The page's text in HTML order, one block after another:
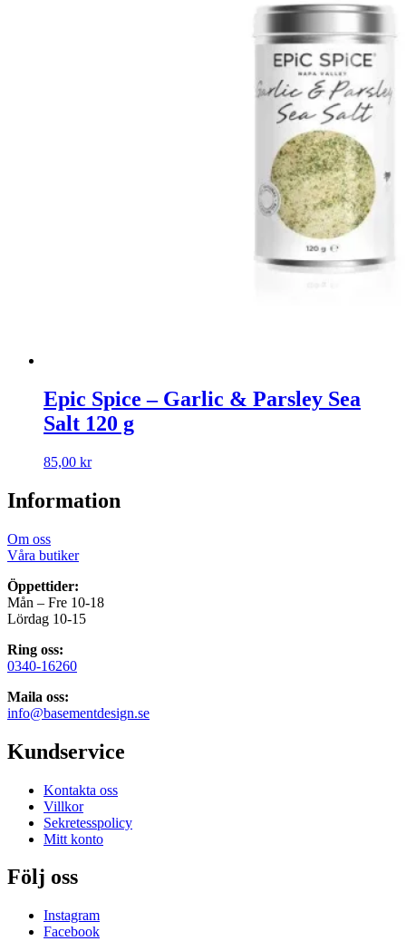
Epic Spice – Garlic & Parsley Sea
Salt 120 g
85,00 kr
Information
Om oss
Våra butiker
Öppettider:
Mån – Fre 10-18
Lördag 10-15
Ring oss:
0340-16260
Maila oss:
info@basementdesign.se
Kundservice
Kontakta oss
Villkor
Sekretesspolicy
Mitt konto
Följ oss
Instagram
Facebook